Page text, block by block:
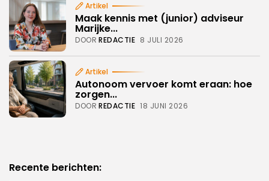
Artikel
Maak kennis met (junior) adviseur
Marijke...
DOOR REDACTIE 8 JULI 2026
Artikel
Autonoom vervoer komt eraan: hoe
zorgen...
DOOR REDACTIE 18 JUNI 2026
Recente berichten: